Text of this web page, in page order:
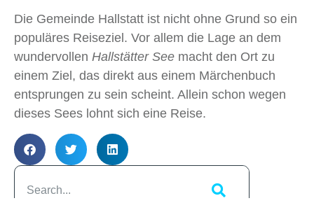
Die Gemeinde Hallstatt ist nicht ohne Grund so ein
populäres Reiseziel. Vor allem die Lage an dem
wundervollen Hallstätter See macht den Ort zu
einem Ziel, das direkt aus einem Märchenbuch
entsprungen zu sein scheint. Allein schon wegen
dieses Sees lohnt sich eine Reise.